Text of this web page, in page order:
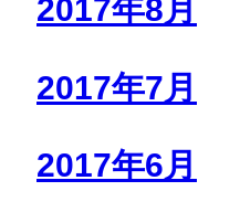
2017年8月
2017年7月
2017年6月